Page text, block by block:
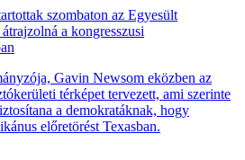
szombaton az Egyesült
a kongresszusi
Gavin Newsom eközben az
térképet tervezett, ami szerinte
a demokratáknak, hogy
előretörést Texasban.